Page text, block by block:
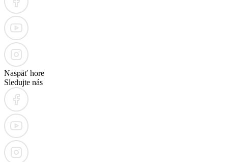
Naspäť hore
Sledujte nás